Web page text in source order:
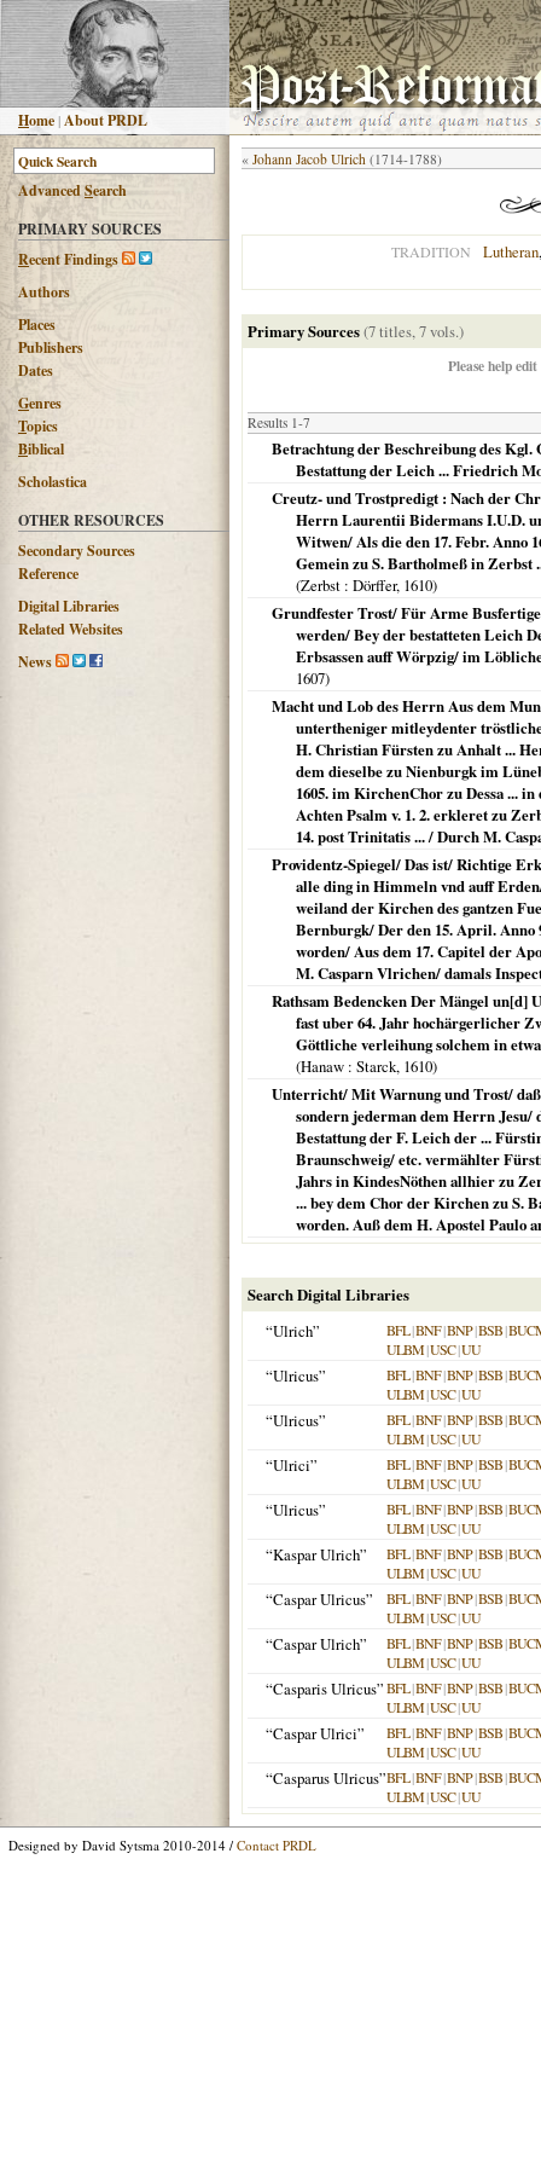
Home |About PRDL
AdvancedSearch
PRIMARY SOURCES
Recent Findings
Authors
Places
Publishers
Dates
Genres
Topics
Biblical
Scholastica
OTHER RESOURCES
Secondary Sources
Reference
Digital Libraries
Related Websites
News
« Johann Jacob Ulrich (1714-1788)
TRADITION Lutheran
Primary Sources(7 titles, 7 vols.)
Please help
Results 1-7
Betrachtung der Beschreibung des Kgl.
Bestattung der Leich ... Friedrich
Creutz- und Trostpredigt : Nach der
Herrn Laurentii Bidermans I.U.D.
Witwen/ Als die den 17. Febr. Anno
Gemein zu S. Bartholmeß in Zerbst
(Zerbst : Dörffer, 1610)
Grundfester Trost/ Für Arme
werden/ Bey der bestatteten Leich
Erbsassen auff Wörpzig/ im
1607)
Macht und Lob des Herrn Aus dem
untertheniger mitleydenter
H. Christian Fürsten zu Anhalt ...
dem dieselbe zu Nienburgk im
1605. im KirchenChor zu Dessa ...
Achten Psalm v. 1. 2. erkleret zu
14. post Trinitatis ... / Durch M.
Providentz-Spiegel/ Das ist/ Richtige
alle ding in Himmeln vnd auff
weiland der Kirchen des gantzen
Bernburgk/ Der den 15. April. Anno
worden/ Aus dem 17. Capitel der
M. Casparn Vlrichen/ damals
Rathsam Bedencken Der Mängel
fast uber 64. Jahr hochärgerlicher
Göttliche verleihung solchem in
(Hanaw : Starck, 1610)
Unterricht/ Mit Warnung und Trost/ daß
sondern jederman dem Herrn Jesu/
Bestattung der F. Leich der ...
Braunschweig/ etc. vermählter
Jahrs in KindesNöthen allhier zu
... bey dem Chor der Kirchen zu S.
worden. Auß dem H. Apostel Paulo
Search Digital Libraries
“Ulrich”
BFL|BNF|BNP|BSB|
ULBM|USC|UU
“Ulricus” BFL|BNF|BNP|BSB|
ULBM|USC|UU
“Ulricus” BFL|BNF|BNP|BSB|
ULBM|USC|UU
“Ulrici” BFL|BNF|BNP|BSB|
ULBM|USC|UU
“Ulricus” BFL|BNF|BNP|BSB|
ULBM|USC|UU
“Kaspar Ulrich” BFL|BNF|BNP|BSB|
ULBM|USC|UU
“Caspar Ulricus” BFL|BNF|BNP|BSB|
ULBM|USC|UU
“Caspar Ulrich” BFL|BNF|BNP|BSB|
ULBM|USC|UU
“Casparis Ulricus”BFL|BNF|BNP|BSB|
ULBM|USC|UU
“Caspar Ulrici” BFL|BNF|BNP|BSB|
ULBM|USC|UU
“Casparus Ulricus”BFL|BNF|BNP|BSB|
ULBM|USC|UU
Designed by David Sytsma 2010-2014 / Contact PRDL